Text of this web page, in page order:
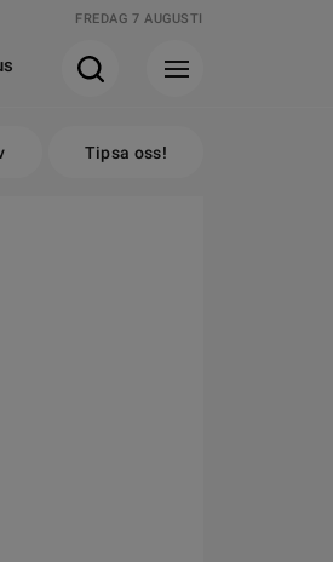
FREDAG 7 AUGUSTI
Tipsa oss!